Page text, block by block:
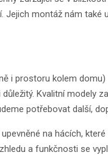
montáž nám také
i prostoru kolem
Kvalitní modely
potřebovat další,
na hácích,
a funkčnosti se